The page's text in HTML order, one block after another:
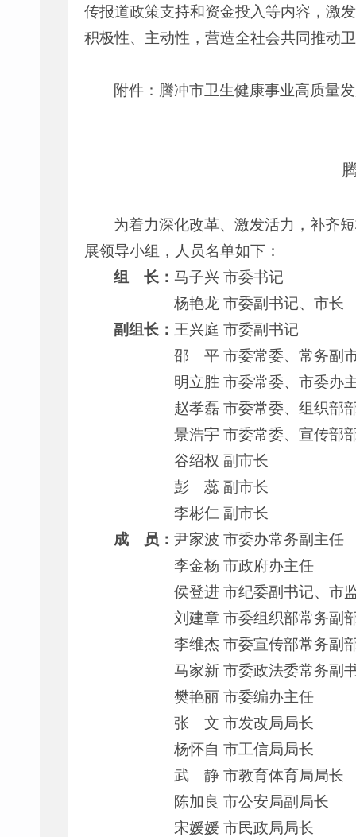
传报道政策支持和资金投入等内容，激
积极性、主动性，营造全社会共同推动
附件：腾冲市卫生健康事业高质量
为着力深化改革、激发活力，补齐
展领导小组，人员名单如下：
组 长：马子兴 市委书记
杨艳龙 市委副书记、市长
副组长： 王兴庭 市委副书记
邵 平 市委常委、常务副
明立胜 市委常委、市委办
赵孝磊 市委常委、组织部
景浩宇 市委常委、宣传部
谷绍权 副市长
彭 蕊 副市长
李彬仁 副市长
成 员：尹家波 市委办常务副主任
李金杨 市政府办主任
侯登进 市纪委副书记、市
刘建章 市委组织部常务副
李维杰 市委宣传部常务副
马家新 市委政法委常务副
樊艳丽 市委编办主任
张 文 市发改局局长
杨怀自 市工信局局长
武 静 市教育体育局局长
陈加良 市公安局副局长
宋媛媛 市民政局局长